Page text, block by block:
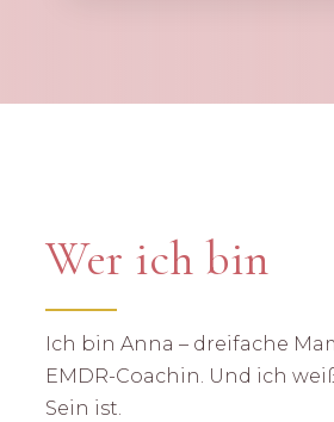
Wer ich bin
Ich bin Anna – dreifache
EMDR-Coachin. Und ich
Sein ist.